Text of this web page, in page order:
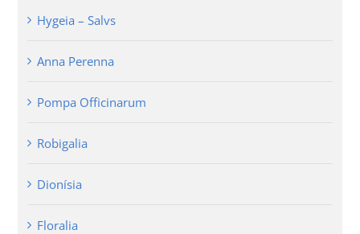
Hygeia – Salvs
Anna Perenna
Pompa Officinarum
Robigalia
Dionísia
Floralia